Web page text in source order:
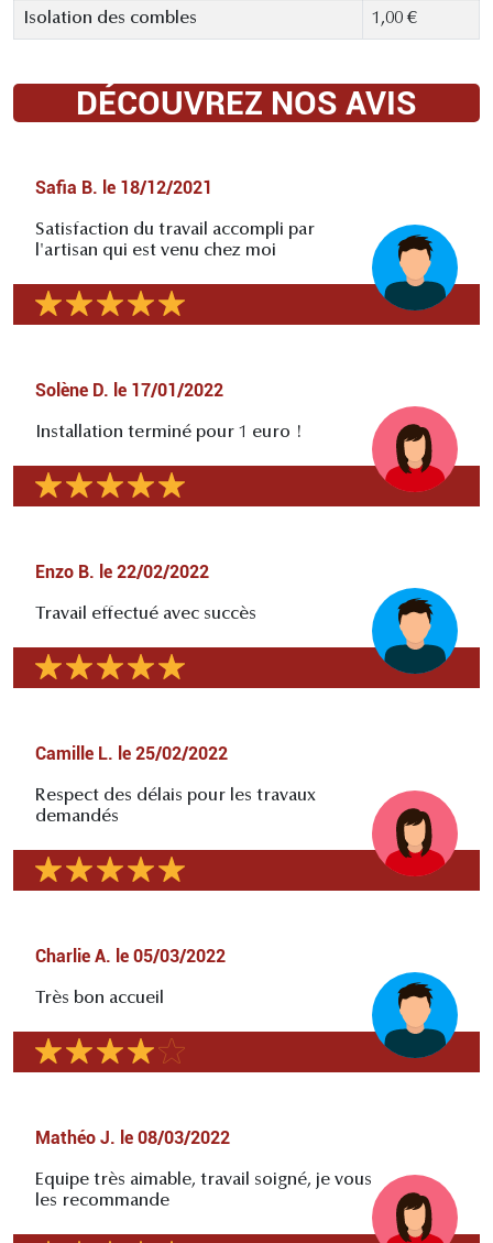
Isolation des combles 1,00 €
DÉCOUVREZ NOS AVIS
Safia B. le 18/12/2021
Satisfaction du travail accompli par
l'artisan qui est venu chez moi
Solène D. le 17/01/2022
Installation terminé pour 1 euro !
Enzo B. le 22/02/2022
Travail effectué avec succès
Camille L. le 25/02/2022
Respect des délais pour les travaux
demandés
Charlie A. le 05/03/2022
Très bon accueil
Mathéo J. le 08/03/2022
Equipe très aimable, travail soigné, je vous
les recommande